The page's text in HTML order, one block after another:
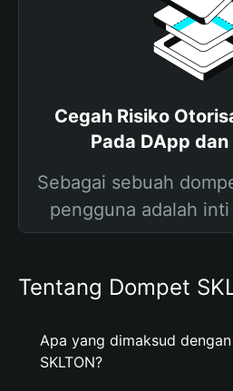
Cegah Risiko
Pada DApp
Sebagai sebuah
pengguna adalah
Tentang Dompet
Apa yang dimaksud
SKLTON?